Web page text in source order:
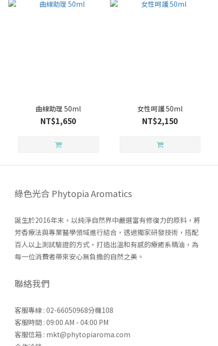
曲線助理 50ml
NT$1,650
女性呵護 50ml
NT$2,150
綠色光合 Phytopia Aromatics
誕生於2016年末，以純淨自然界中嚴選富有修復力的原料，將
芳香療法與專業醫學領域進行結合，透過獨家研發技術，搭配
百人以上測試驗證的方式，打造出溫和有感的療癒系精油，為
每一位消費者帶來安心無負擔的自然之美。
聯絡我們
客服專線 : 02-66050968分機108
客服時間 : 09:00 AM - 04:00 PM
客服信箱 : mkt@phytopiaroma.com